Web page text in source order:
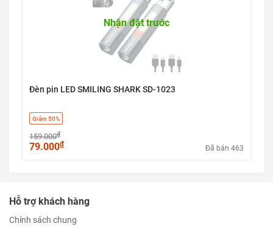
Nhận đặt trước
Đèn pin LED SMILING SHARK SD-1023
Giảm 50%
159.000₫
79.000₫ Đã bán 463
Hỗ trợ khách hàng
Chính sách chung